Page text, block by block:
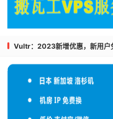
Vultr：2023新增优惠，新用户